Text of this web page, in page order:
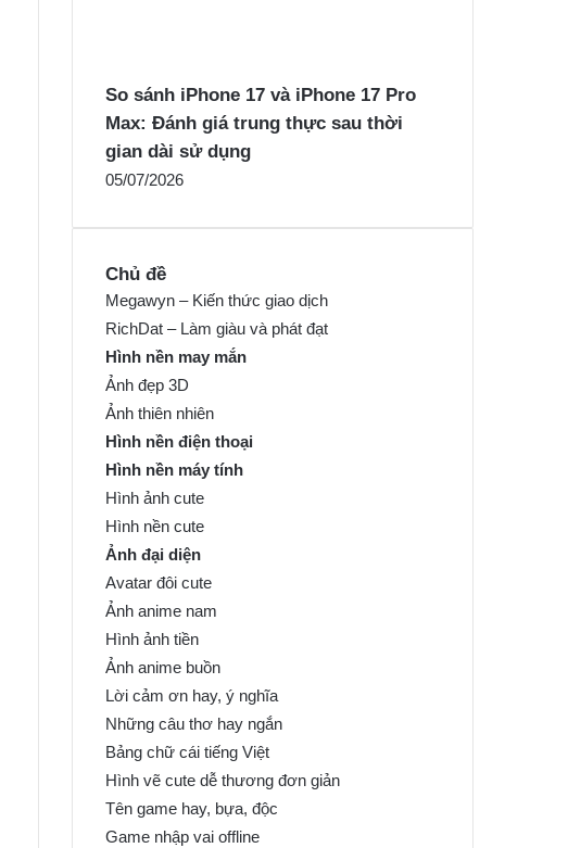
So sánh iPhone 17 và iPhone 17 Pro
Max: Đánh giá trung thực sau thời
gian dài sử dụng
05/07/2026
Chủ đề
Megawyn – Kiến thức giao dịch
RichDat – Làm giàu và phát đạt
Hình nền may mắn
Ảnh đẹp 3D
Ảnh thiên nhiên
Hình nền điện thoại
Hình nền máy tính
Hình ảnh cute
Hình nền cute
Ảnh đại diện
Avatar đôi cute
Ảnh anime nam
Hình ảnh tiền
Ảnh anime buồn
Lời cảm ơn hay, ý nghĩa
Những câu thơ hay ngắn
Bảng chữ cái tiếng Việt
Hình vẽ cute dễ thương đơn giản
Tên game hay, bựa, độc
Game nhập vai offline